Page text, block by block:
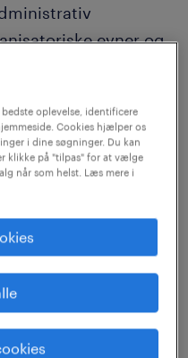
evner og
og
for at trives i en
medarbejder.
oplevelse, identificere
Cookies hjælper os
i dine søgninger. Du kan
klikke på "tilpas" for at vælge
når som helst. Læs mere i